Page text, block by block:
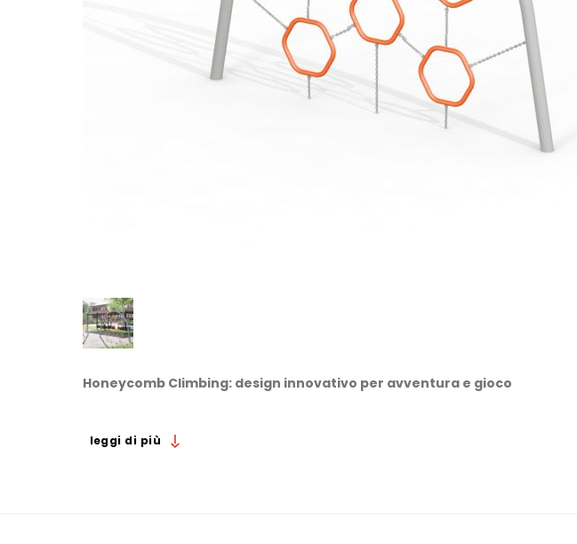
Honeycomb Climbing: design innovativo per avventura e gioco
appositamente per installazioni playground Stand-Alone. Questo percorso
cura è pensato per incoraggiare l’esplorazione e l’attività fisica tra i giovani
leggi di più